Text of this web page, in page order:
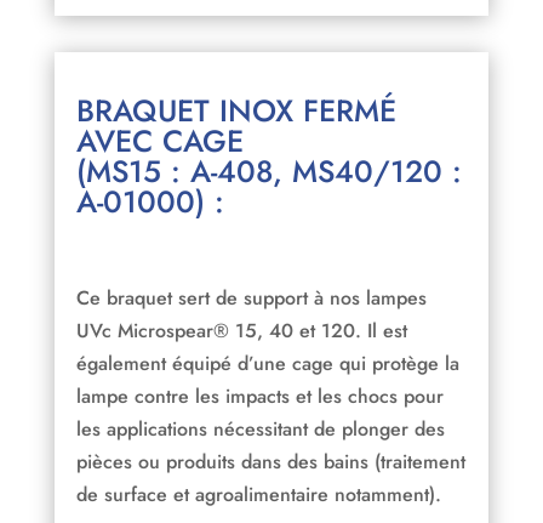
BRAQUET INOX FERMÉ
AVEC CAGE
(MS15 : A-408, MS40/120 :
A-01000) :
Ce braquet sert de support à nos lampes
UVc Microspear® 15, 40 et 120. Il est
également équipé d’une cage qui protège la
lampe contre les impacts et les chocs pour
les applications nécessitant de plonger des
pièces ou produits dans des bains (traitement
de surface et agroalimentaire notamment).